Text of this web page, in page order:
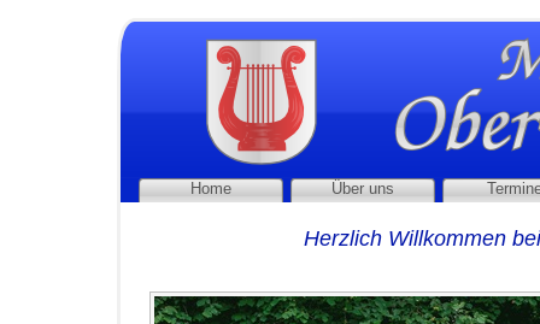
Home Über uns
Herzlich Willkommen